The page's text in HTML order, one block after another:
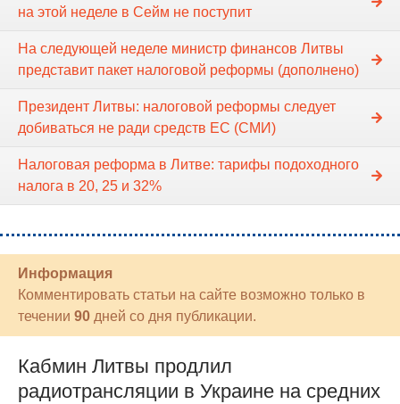
на этой неделе в Сейм не поступит
На следующей неделе министр финансов Литвы
представит пакет налоговой реформы (дополнено)
Президент Литвы: налоговой реформы следует
добиваться не ради средств ЕС (СМИ)
Налоговая реформа в Литве: тарифы подоходного
налога в 20, 25 и 32%
Информация
Комментировать статьи на сайте возможно только в
течении 90 дней со дня публикации.
Кабмин Литвы продлил
радиотрансляции в Украине на средних